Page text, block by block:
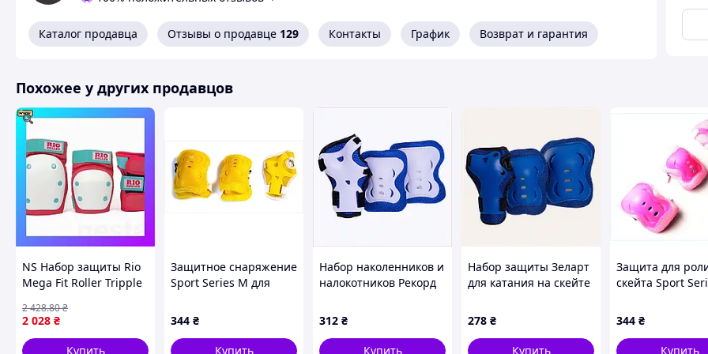
Каталог продавца Отзывы о продавце 129 Контакты График Возврат и гарантия
Похожее у других продавцов
NS Набор защиты Rio
Mega Fit Roller Tripple
2 028 ₴
2 428.80₴
Купить
Защитное снаряжение
Sport Series M для
самоката, 148K98M23
344 ₴
Купить
Набор наколенников и
налокотников Рекорд
757879X5C
312 ₴
Купить
Набор защиты Зеларт
для катания на скейте
278 ₴
Купить
Защита для
скейта Sport
K1489K820
344 ₴
Купить